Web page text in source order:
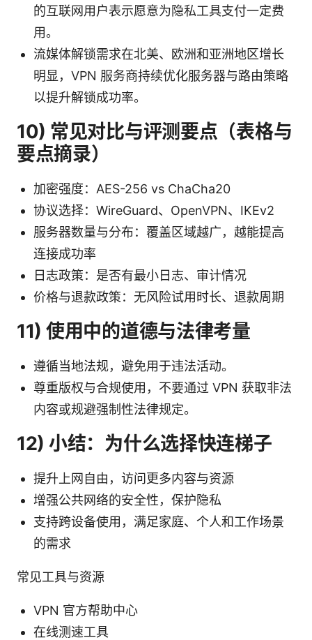
的互联网用户表示愿意为隐私工具支付一定费
用。
流媒体解锁需求在北美、欧洲和亚洲地区增长
明显，VPN 服务商持续优化服务器与路由策略
以提升解锁成功率。
10) 常见对比与评测要点（表格与
要点摘录）
加密强度：AES-256 vs ChaCha20
协议选择：WireGuard、OpenVPN、IKEv2
服务器数量与分布：覆盖区域越广，越能提高
连接成功率
日志政策：是否有最小日志、审计情况
价格与退款政策：无风险试用时长、退款周期
11) 使用中的道德与法律考量
遵循当地法规，避免用于违法活动。
尊重版权与合规使用，不要通过 VPN 获取非法
内容或规避强制性法律规定。
12) 小结：为什么选择快连梯子
提升上网自由，访问更多内容与资源
增强公共网络的安全性，保护隐私
支持跨设备使用，满足家庭、个人和工作场景
的需求
常见工具与资源
VPN 官方帮助中心
在线测速工具